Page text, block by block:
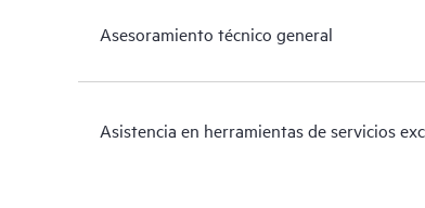
Asesoramiento técnico general
Asistencia en herramientas de servicios